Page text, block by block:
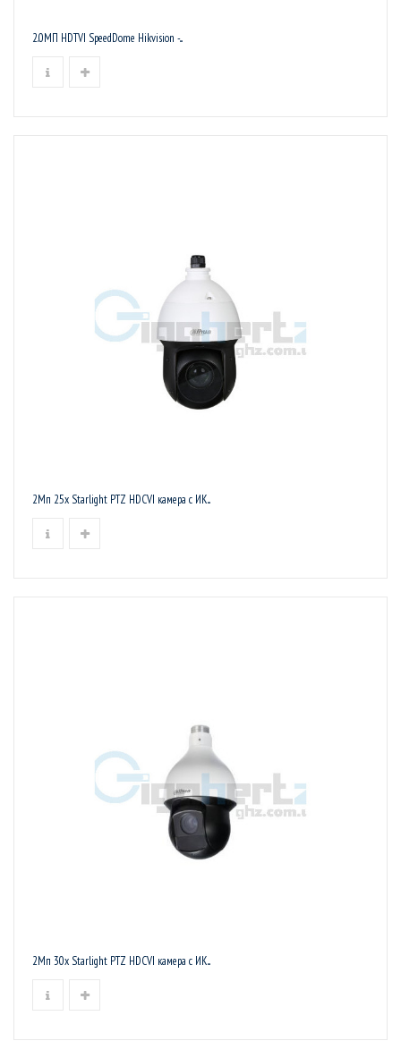
2.0МП HDTVI SpeedDome Hikvision -...
2Mп 25x Starlight PTZ HDCVI камера с ИК...
2Mп 30x Starlight PTZ HDCVI камера с ИК...